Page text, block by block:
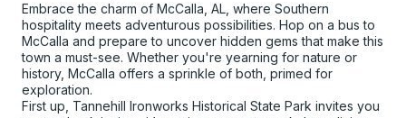
Embrace the charm of McCalla, AL, where Southern
hospitality meets adventurous possibilities. Hop on a bus to
McCalla and prepare to uncover hidden gems that make this
town a must-see. Whether you're yearning for nature or
history, McCalla offers a sprinkle of both, primed for
exploration.
First up, Tannehill Ironworks Historical State Park invites you